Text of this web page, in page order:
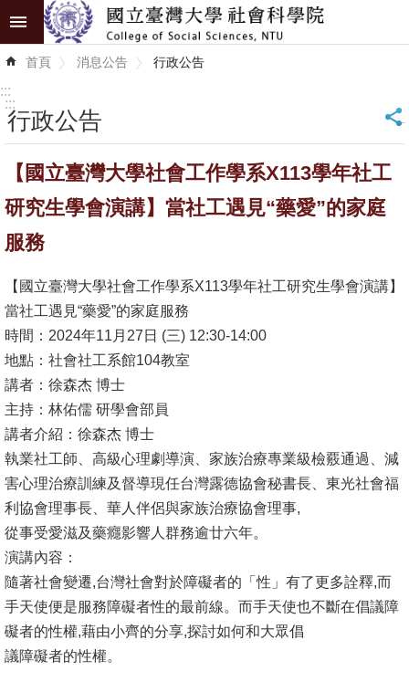
跳到主要內容區塊
進
階
識
學
術
單
位
研
究
消
息
公
告
國
際
化
高
首頁 消息公告 行政公告
:::
:::
行政公告 _
【國立臺灣大學社會工作學系X113學年社工
研究生學會演講】當社工遇見“藥愛”的家庭
服務
【國立臺灣大學社會工作學系X113學年社工研究生學會演講】
當社工遇見“藥愛”的家庭服務
時間：2024年11月27日 (三) 12:30-14:00
地點：社會社工系館104教室
講者：徐森杰 博士
主持：林佑儒 研學會部員
講者介紹：徐森杰 博士
執業社工師、高級心理劇導演、家族治療專業級檢覈通過、減
害心理治療訓練及督導現任台灣露德協會秘書長、東光社會福
利協會理事長、華人伴侶與家族治療協會理事,
從事受愛滋及藥癮影響人群務逾廿六年。
演講內容：
隨著社會變遷,台灣社會對於障礙者的「性」有了更多詮釋,而
手天使便是服務障礙者性的最前線。而手天使也不斷在倡議障
礙者的性權,藉由小齊的分享,探討如何和大眾倡
議障礙者的性權。